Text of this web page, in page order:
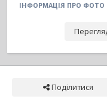
ІНФОРМАЦІЯ ПРО ФОТО
Поділитися